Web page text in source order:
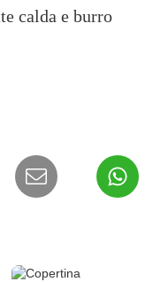
calda e burro